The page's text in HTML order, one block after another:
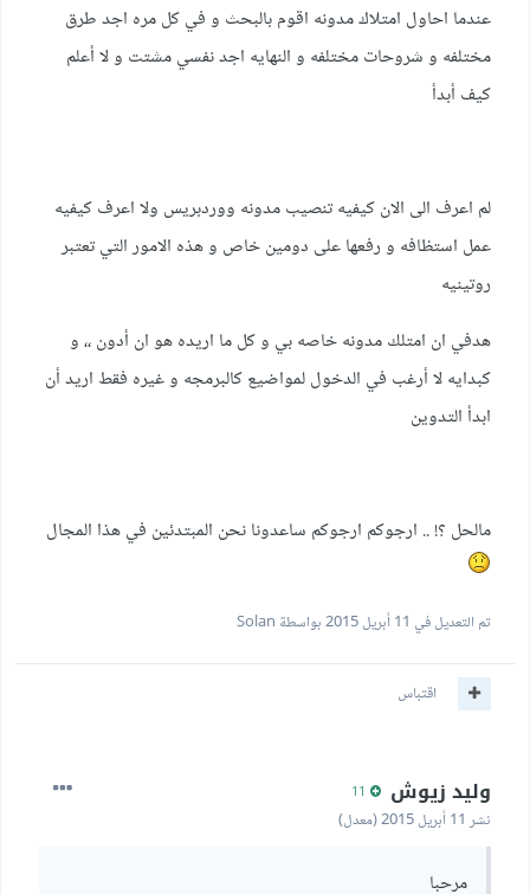
عندما احاول امتلاك مدونه اقوم بالبحث و في كل مره اجد طرق
مختلفه و شروحات مختلفه و النهايه اجد نفسي مشتت و لا أعلم
كيف أبدأ
لم اعرف الى الان كيفيه تنصيب مدونه ووردبريس ولا اعرف كيفيه
عمل استظافه و رفعها على دومين خاص و هذه الامور التي تعتبر
روتينيه
هدفي ان امتلك مدونه خاصه بي و كل ما اريده هو ان أدون ،، و
كبدايه لا أرغب في الدخول لمواضيع كالبرمجه و غيره فقط اريد أن
ابدأ التدوين
مالحل ؟! .. ارجوكم ارجوكم ساعدونا نحن المبتدئين في هذا المجال
تم التعديل في 11 أبريل 2015 بواسطة Solan
اقتباس
وليد زيوش
نشر 11 أبريل 2015 (معدل)
مرحبا